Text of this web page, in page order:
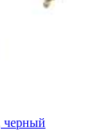
черный